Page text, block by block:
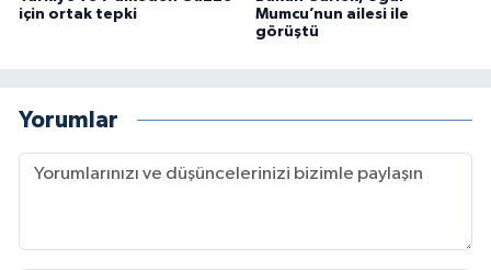
için ortak tepki
Mumcu’nun ailesi ile
görüştü
Yorumlar